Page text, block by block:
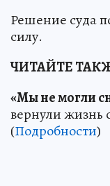
Решение суда
силу.
ЧИТАЙТЕ
«Мы не могли
вернули жизнь
(Подробности)